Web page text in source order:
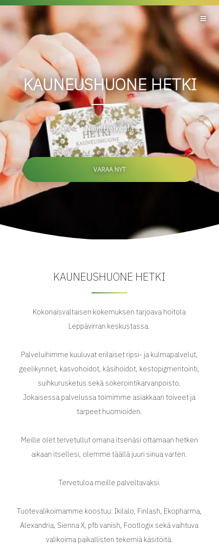
KAUNEUSHUONE HETKI
Nauti Hetkestä
VARAA NYT
KAUNEUSHUONE HETKI
Kokonaisvaltaisen kokemuksen tarjoava hoitola
Leppävirran keskustassa.
Palveluihimme kuuluvat erilaiset ripsi- ja kulmapalvelut,
geelikynnet, kasvohoidot, käsihoidot, kestopigmentointi,
suihkurusketus sekä sokerointikarvanpoisto.
Jokaisessa palvelussa toimimme asiakkaan toiveet ja
tarpeet huomioiden.
Meille olet tervetullut omana itsenäsi ottamaan hetken
aikaan itsellesi, olemme täällä juuri sinua varten.
Tervetuloa meille palveltavaksi.
Tuotevalikoimamme koostuu: Ikilalo, Finlash, Ekopharma,
Alexandria, Sienna X, pfb vanish, Footlogix sekä vaihtuva
valikoima paikallisten tekemiä käsitöitä.